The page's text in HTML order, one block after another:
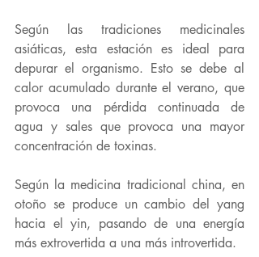
Según las tradiciones medicinales
asiáticas, esta estación es ideal para
depurar el organismo. Esto se debe al
calor acumulado durante el verano, que
provoca una pérdida continuada de
agua y sales que provoca una mayor
concentración de toxinas.
Según la medicina tradicional china, en
otoño se produce un cambio del yang
hacia el yin, pasando de una energía
más extrovertida a una más introvertida.